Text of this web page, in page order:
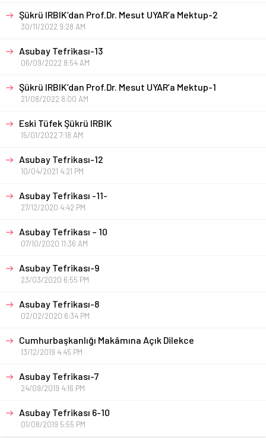
Şükrü IRBIK’dan Prof.Dr. Mesut UYAR’a Mektup-2
30/11/2022 9:28 AM
Asubay Tefrikası-13
06/09/2022 8:54 AM
Şükrü IRBIK’dan Prof.Dr. Mesut UYAR’a Mektup-1
21/08/2022 8:00 AM
Eski Tüfek Şükrü IRBIK
15/01/2022 7:18 AM
Asubay Tefrikası-12
10/04/2021 4:21 PM
Asubay Tefrikası -11-
27/12/2020 4:42 PM
Asubay Tefrikası – 10
07/10/2020 11:36 AM
Asubay Tefrikası-9
23/03/2020 6:55 PM
Asubay Tefrikası-8
02/02/2020 6:34 PM
Cumhurbaşkanlığı Makâmına Açık Dilekce
13/12/2019 4:45 PM
Asubay Tefrikası-7
24/09/2019 4:16 PM
Asubay Tefrikası 6-10
01/08/2019 5:55 PM